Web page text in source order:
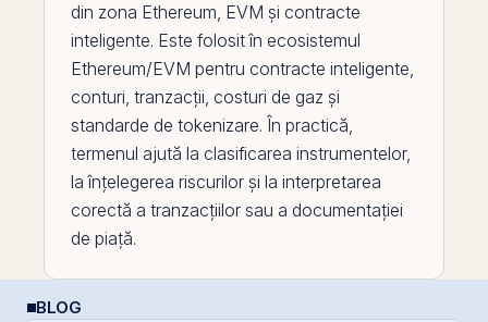
din zona Ethereum, EVM și contracte
inteligente. Este folosit în ecosistemul
Ethereum/EVM pentru contracte inteligente,
conturi, tranzacții, costuri de gaz și
standarde de tokenizare. În practică,
termenul ajută la clasificarea instrumentelor,
la înțelegerea riscurilor și la interpretarea
corectă a tranzacțiilor sau a documentației
de piață.
BLOG